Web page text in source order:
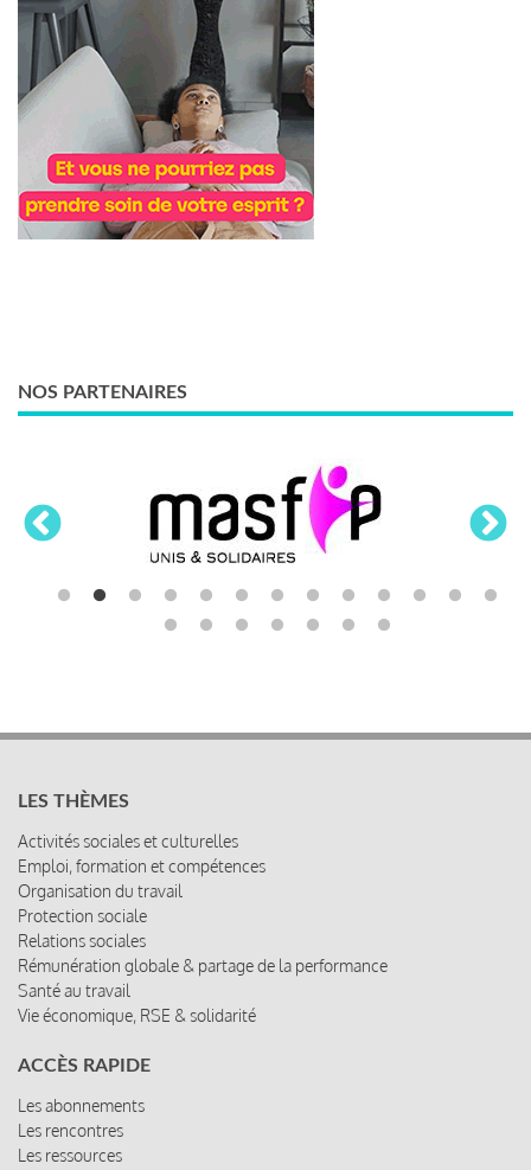
NOS PARTENAIRES
LES THÈMES
Activités sociales et culturelles
Emploi, formation et compétences
Organisation du travail
Protection sociale
Relations sociales
Rémunération globale & partage de la performance
Santé au travail
Vie économique, RSE & solidarité
ACCÈS RAPIDE
Les abonnements
Les rencontres
Les ressources